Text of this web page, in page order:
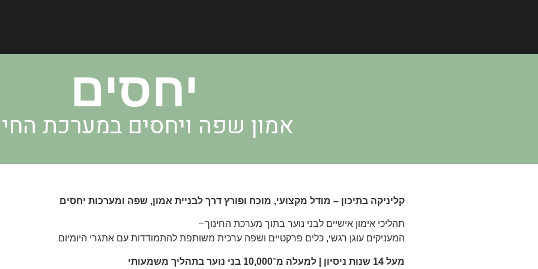
יחסים
אמון שפה ויחסים במערכת
קליניקה בתיכון – מודל מקצועי, מוכח ופורץ דרך לבניית אמון, שפה ומערכות יחסים
תהליכי אימון אישיים לבני נוער בתוך מערכת החינוך–
המעניקים עוגן רגשי, כלים פרקטיים ושפה ערכית משותפת להתמודדות עם אתגרי היומיום.
מעל 14 שנות ניסיון | למעלה מ־10,000 בני נוער בתהליך משמעותי